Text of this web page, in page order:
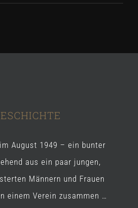
August 1949 – ein bunter
aus ein paar jungen,
Männern und Frauen
einem Verein zusammen …